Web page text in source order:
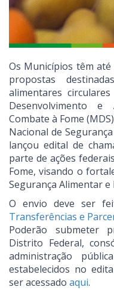
Os Municípios têm
propostas
alimentares
Desenvolvimento e
Combate à Fome
Nacional de
lançou edital de
parte de ações
Fome, visando o
Segurança Alimentar
O envio deve ser
Transferências e
Poderão submeter
Distrito Federal,
administração
estabelecidos no
ser acessado aqui.